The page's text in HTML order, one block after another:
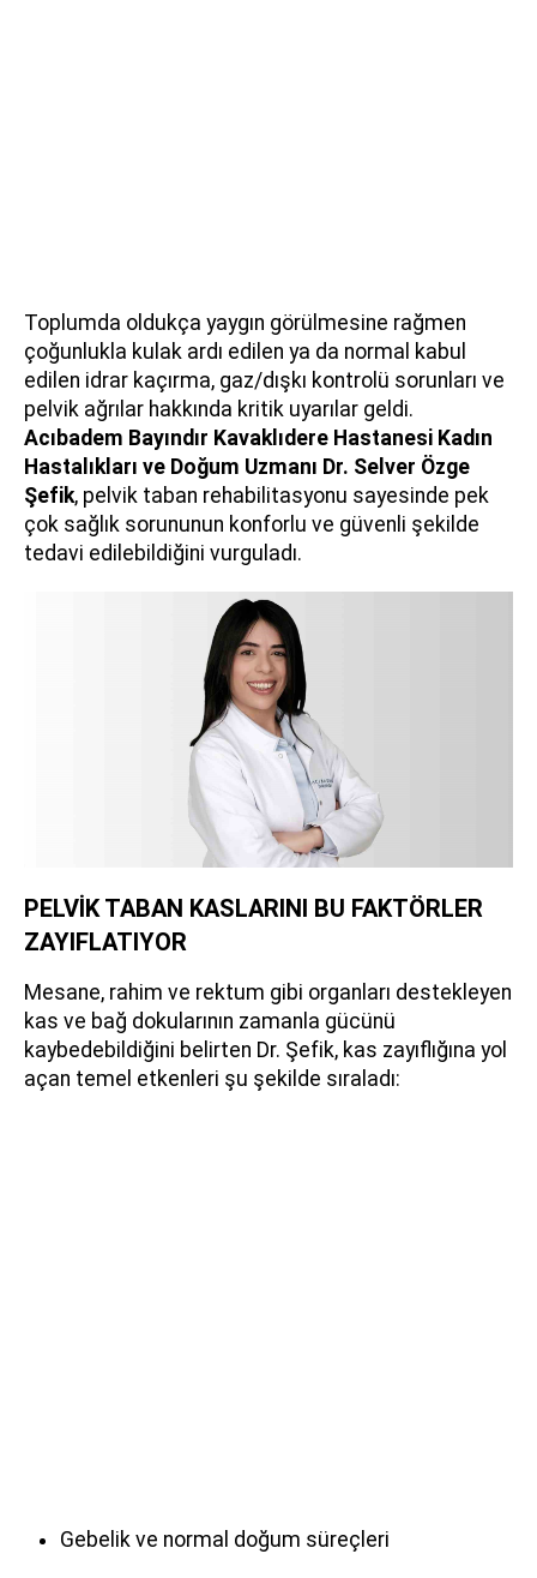
Toplumda oldukça yaygın görülmesine rağmen
çoğunlukla kulak ardı edilen ya da normal kabul
edilen idrar kaçırma, gaz/dışkı kontrolü sorunları ve
pelvik ağrılar hakkında kritik uyarılar geldi.
Acıbadem Bayındır Kavaklıdere Hastanesi Kadın
Hastalıkları ve Doğum Uzmanı Dr. Selver Özge
Şefik, pelvik taban rehabilitasyonu sayesinde pek
çok sağlık sorununun konforlu ve güvenli şekilde
tedavi edilebildiğini vurguladı.
PELVİK TABAN KASLARINI BU FAKTÖRLER
ZAYIFLATIYOR
Mesane, rahim ve rektum gibi organları destekleyen
kas ve bağ dokularının zamanla gücünü
kaybedebildiğini belirten Dr. Şefik, kas zayıflığına yol
açan temel etkenleri şu şekilde sıraladı:
Gebelik ve normal doğum süreçleri